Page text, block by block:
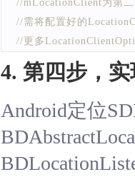
//mLocationClient为第
//需将配置好的
//更多
4. 第四步，
Android定位